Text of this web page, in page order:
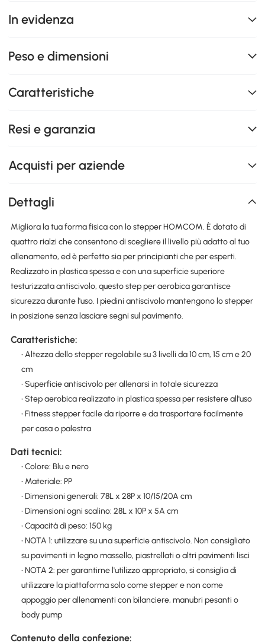
In evidenza
Peso e dimensioni
Caratteristiche
Resi e garanzia
Acquisti per aziende
Dettagli
Migliora la tua forma fisica con lo stepper HOMCOM. È dotato di
quattro rialzi che consentono di scegliere il livello più adatto al tuo
allenamento, ed è perfetto sia per principianti che per esperti.
Realizzato in plastica spessa e con una superficie superiore
testurizzata antiscivolo, questo step per aerobica garantisce
sicurezza durante l'uso. I piedini antiscivolo mantengono lo stepper
in posizione senza lasciare segni sul pavimento.
Caratteristiche:
• Altezza dello stepper regolabile su 3 livelli da 10 cm, 15 cm e 20
cm
• Superficie antiscivolo per allenarsi in totale sicurezza
• Step aerobica realizzato in plastica spessa per resistere all'uso
• Fitness stepper facile da riporre e da trasportare facilmente
per casa o palestra
Dati tecnici:
• Colore: Blu e nero
• Materiale: PP
• Dimensioni generali: 78L x 28P x 10/15/20A cm
• Dimensioni ogni scalino: 28L x 10P x 5A cm
• Capacità di peso: 150 kg
• NOTA 1: utilizzare su una superficie antiscivolo. Non consigliato
su pavimenti in legno massello, piastrellati o altri pavimenti lisci
• NOTA 2: per garantirne l'utilizzo appropriato, si consiglia di
utilizzare la piattaforma solo come stepper e non come
appoggio per allenamenti con bilanciere, manubri pesanti o
body pump
Contenuto della confezione: